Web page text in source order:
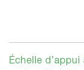
Échelle